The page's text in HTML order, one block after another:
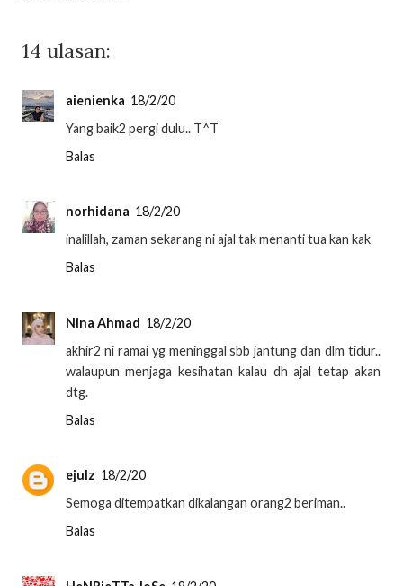
14 ulasan:
aienienka 18/2/20
Yang baik2 pergi dulu.. T^T
Balas
norhidana 18/2/20
inalillah, zaman sekarang ni ajal tak menanti tua kan kak
Balas
Nina Ahmad 18/2/20
akhir2 ni ramai yg meninggal sbb jantung dan dlm tidur..
walaupun menjaga kesihatan kalau dh ajal tetap akan
dtg.
Balas
ejulz 18/2/20
Semoga ditempatkan dikalangan orang2 beriman..
Balas